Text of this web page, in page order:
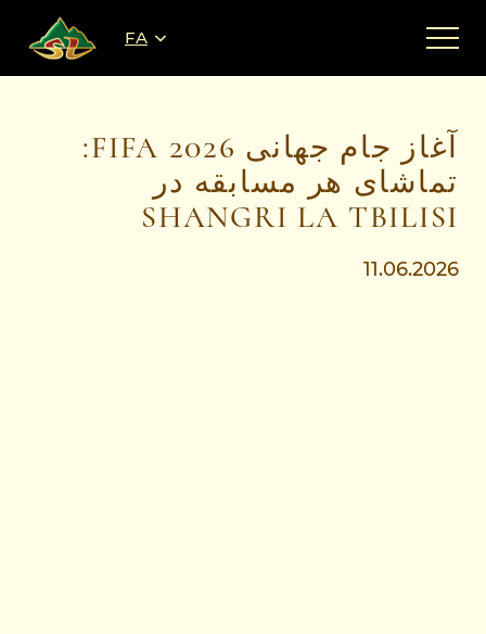
FA
آغاز جام جهانی FIFA 2026:
تماشای هر مسابقه در
SHANGRI LA TBILISI
11.06.2026